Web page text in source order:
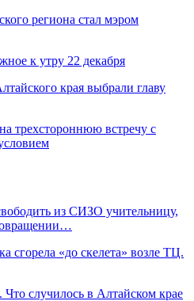
региона стал мэром
к утру 22 декабря
края выбрали главу
трехстороннюю встречу с
из СИЗО учительницу,
сгорела «до скелета» возле ТЦ.
случилось в Алтайском крае